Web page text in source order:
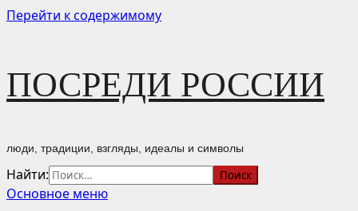
Перейти к содержимому
ПОСРЕДИ РОССИИ
люди, традиции, взгляды, идеалы и символы
Найти:
Основное меню